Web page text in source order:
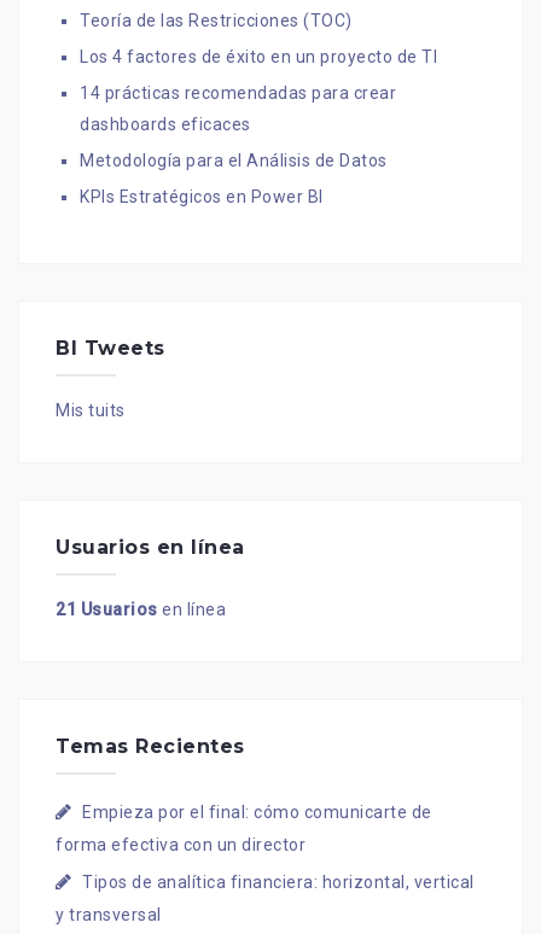
Teoría de las Restricciones (TOC)
Los 4 factores de éxito en un proyecto de TI
14 prácticas recomendadas para crear
dashboards eficaces
Metodología para el Análisis de Datos
KPIs Estratégicos en Power BI
BI Tweets
Mis tuits
Usuarios en línea
21 Usuarios en línea
Temas Recientes
Empieza por el final: cómo comunicarte de
forma efectiva con un director
Tipos de analítica financiera: horizontal, vertical
y transversal